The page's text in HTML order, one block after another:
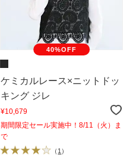
40%OFF
ケミカルレース×ニットドッ
キング ジレ
¥10,679
期間限定セール実施中！8/11（火）ま
で
（ 1 ）